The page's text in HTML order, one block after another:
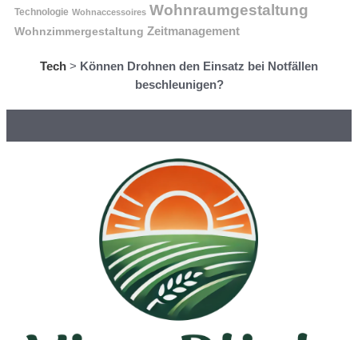
Technologie Wohnaccessoires Wohnraumgestaltung
Wohnzimmergestaltung Zeitmanagement
Tech > Können Drohnen den Einsatz bei Notfällen
beschleunigen?